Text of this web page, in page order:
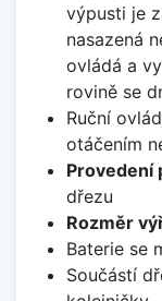
výpusti je
nasazená
ovládá a
rovině se
Ruční
otáčením
Provedení
dřezu
Rozměr
Baterie se
Součástí